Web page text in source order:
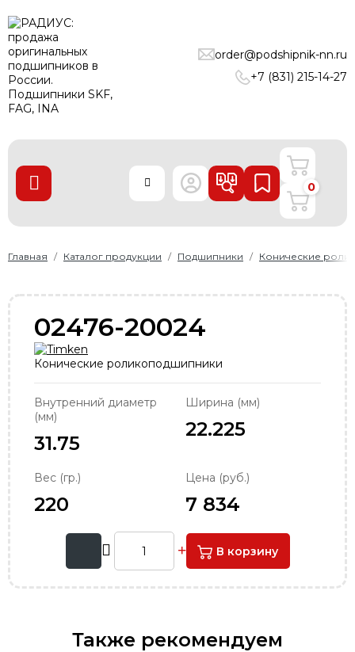
order@podshipnik-nn.ru
+7 (831) 215-14-27
ПОДШИПНИКИ
ЛИНЕЙНЫЕ ТЕХНОЛОГИИ
РЕМНИ
О нас
Доставка и оплата
+7 (831) 215-14-27
order@podshipnik-nn.ru
0
Главная Каталог продукции Подшипники Конические
02476-20024
Конические роликоподшипники
Внутренний диаметр
(мм)
31.75
Ширина (мм)
22.225
Вес (гр.)
220
Цена (руб.)
7 834
В корзину
Также рекомендуем